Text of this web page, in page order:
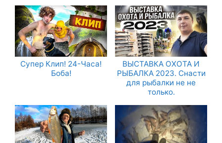
Супер Клип! 24-Часа!
Боба!
ВЫСТАВКА ОХОТА И
РЫБАЛКА 2023. Снасти
для рыбалки не не
только.